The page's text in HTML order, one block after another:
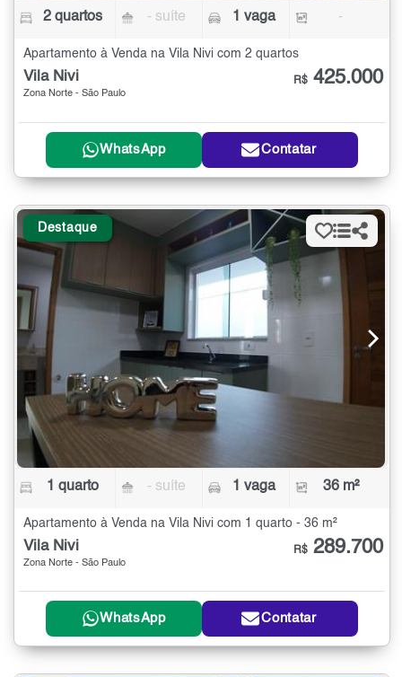
2 quartos - suíte 1 vaga -
Apartamento à Venda na Vila Nivi com 2 quartos
Vila Nivi
Zona Norte - São Paulo
R$ 425.000
WhatsApp Contatar
Destaque
1 quarto - suíte 1 vaga 36 m²
Apartamento à Venda na Vila Nivi com 1 quarto - 36 m²
Vila Nivi
Zona Norte - São Paulo
R$ 289.700
WhatsApp Contatar